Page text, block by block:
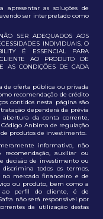
apresentar as soluções de
ser interpretado como
SER ADEQUADOS AOS
INDIVIDUAIS. O
É ESSENCIAL PARA
AO PRODUTO DE
AS CONDIÇÕES DE CADA
de oferta pública ou privada
recomendação de crédito
contidos nesta página são
dependerá da prévia
abertura da conta corrente,
Anbima de regulação
produtos de investimento.
informativo, não
auxiliar ou
decisão de investimento ou
todos os termos,
mercado financeiro e de
ou produto, bem como a
ao perfil do cliente, é de
não será responsável por
da utilização destas